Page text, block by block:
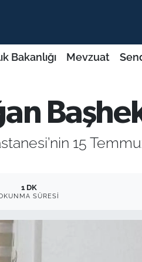
Bakanlığı Mevzuat
15
1 DK
SÜRESI